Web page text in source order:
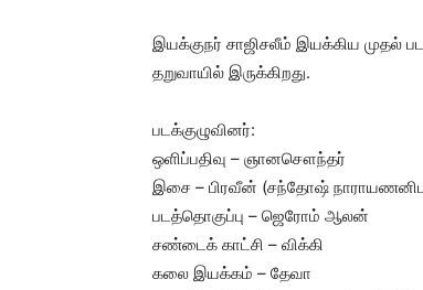
இயக்குநர் சாஜிசலீம் இயக்கிய முதல்
தறுவாயில் இருக்கிறது.
படக்குழுவினர்:
ஒளிப்பதிவு – ஞானசௌந்தர்
இசை – பிரவீன் (சந்தோஷ்
படத்தொகுப்பு – ஜெரோம் ஆலன்
சண்டைக் காட்சி – விக்கி
கலை இயக்கம் – தேவா